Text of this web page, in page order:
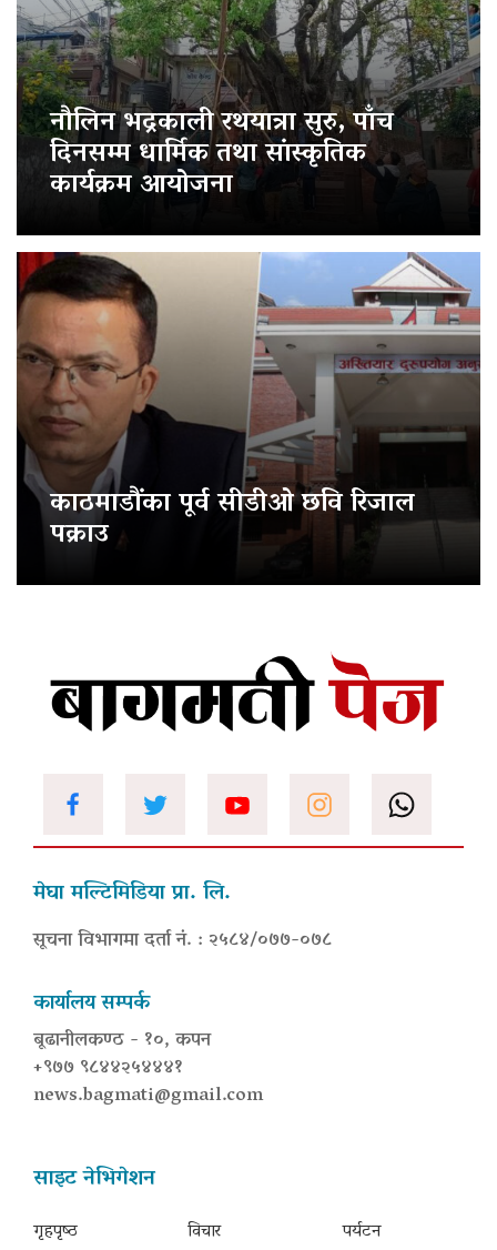
नौलिन भद्रकाली रथयात्रा सुरु, पाँच
दिनसम्म धार्मिक तथा सांस्कृतिक
कार्यक्रम आयोजना
काठमाडौंका पूर्व सीडीओ छवि रिजाल
पक्राउ
मेघा मल्टिमिडिया प्रा. लि.
सूचना विभागमा दर्ता नं. : २५८४/०७७-०७८
कार्यालय सम्पर्क
बूढानीलकण्ठ - १०, कपन
+९७७ ९८४४२५४४४१
news.bagmati@gmail.com
साइट नेभिगेशन
गृहपृष्‍ठ विचार पर्यटन